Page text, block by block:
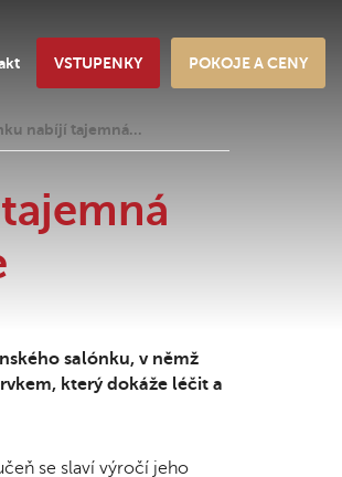
VSTUPENKY POKOJE A CENY
nabíjí tajemná…
salónku, v němž
který dokáže léčit a
se slaví výročí jeho